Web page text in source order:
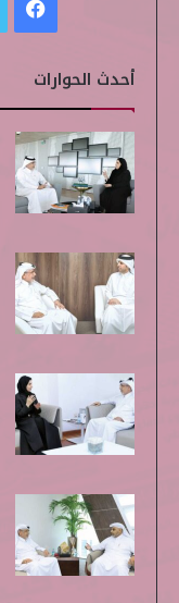
ب
و
أحدث الحوارات